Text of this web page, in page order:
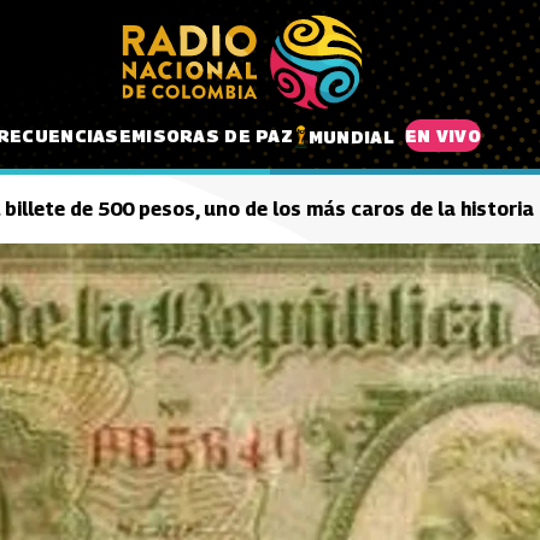
EMISORAS DE PAZ MUNDIAL EN VIVO
billete de 500 pesos, uno de los más caros de la historia